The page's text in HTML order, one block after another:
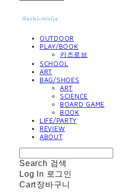
OUTDOOR
PLAY/BOOK
키즈로브
SCHOOL
ART
BAG/SHOES
ART
SCIENCE
BOARD GAME
BOOK
LIFE/PARTY
REVIEW
ABOUT
Search 검색
Log In 로그인
Cart장바구니